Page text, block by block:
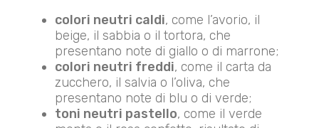
colori neutri caldi, come l’avorio, il
beige, il sabbia o il tortora, che
presentano note di giallo o di marrone;
colori neutri freddi, come il carta da
zucchero, il salvia o l’oliva, che
presentano note di blu o di verde;
toni neutri pastello, come il verde